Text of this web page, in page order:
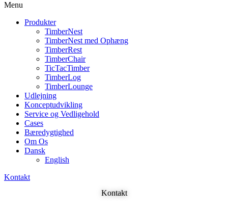
Menu
Produkter
TimberNest
TimberNest med Ophæng
TimberRest
TimberChair
TicTacTimber
TimberLog
TimberLounge
Udlejning
Konceptudvikling
Service og Vedligehold
Cases
Bæredygtighed
Om Os
Dansk
English
Kontakt
Kontakt